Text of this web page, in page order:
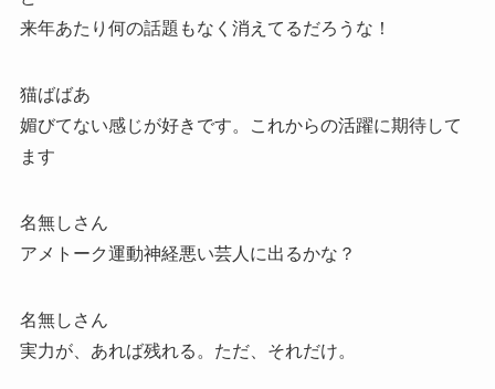
来年あたり何の話題もなく消えてるだろうな！
猫ばばあ
媚びてない感じが好きです。これからの活躍に期待して
ます
名無しさん
アメトーク運動神経悪い芸人に出るかな？
名無しさん
実力が、あれば残れる。ただ、それだけ。